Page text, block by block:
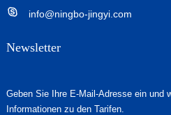
info@ningbo-jingyi.com
Newsletter
Geben Sie Ihre E-Mail-Adresse ein und
Informationen zu den Tarifen.